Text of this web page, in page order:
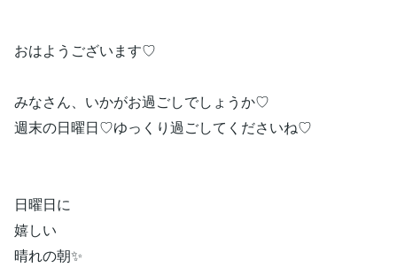
おはようございます♡
みなさん、いかがお過ごしでしょうか♡
週末の日曜日♡ゆっくり過ごしてくださいね♡
日曜日に
嬉しい
晴れの朝✨